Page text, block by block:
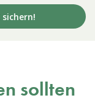
sollten